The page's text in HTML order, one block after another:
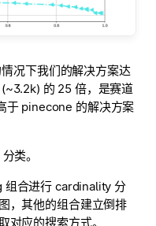
况下我们的解决方案达
的 25 倍，是赛道
于 pinecone 的解决方案
类。
组合进行 cardinality 分
，其他的组合建立倒排
对应的搜索方式。